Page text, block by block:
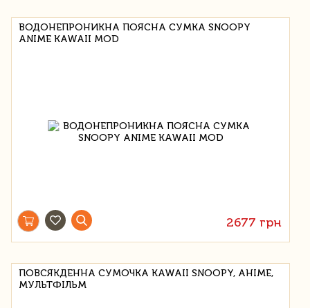
ВОДОНЕПРОНИКНА ПОЯСНА СУМКА SNOOPY
ANIME KAWAII MOD
2677 грн
ПОВСЯКДЕННА СУМОЧКА KAWAII SNOOPY, АНІМЕ,
МУЛЬТФІЛЬМ